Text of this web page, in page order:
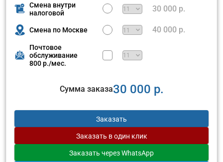
Смена внутри
налоговой
30 000 р.
Смена по Москве 40 000 р.
Почтовое
обслуживание
800 р./мес.
Сумма заказа30 000 р.
Заказать
Заказать в один клик
Заказать через WhatsApp